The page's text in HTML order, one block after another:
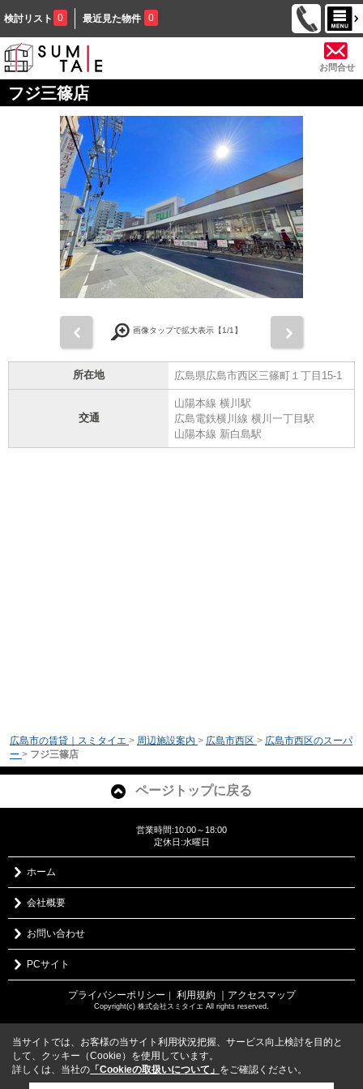
検討リスト 0 最近見た物件 0
お問合せ
フジ三篠店
画像タップで拡大表示【1/1】
所在地 広島県広島市西区三篠町１丁目15-1
交通
山陽本線 横川駅
広島電鉄横川線 横川一丁目駅
山陽本線 新白島駅
広島市の賃貸｜スミタイエ > 周辺施設案内 > 広島市西区 > 広島市西区のスーパ
ー > フジ三篠店
ページトップに戻る
営業時間:10:00～18:00
定休日:水曜日
ホーム
会社概要
お問い合わせ
PCサイト
プライバシーポリシー ｜ 利用規約 ｜アクセスマップ
Copyright(c) 株式会社スミタイエ All rights reserved.
当サイトでは、お客様の当サイト利用状況把握、サービス向上検討を目的と
して、クッキー（Cookie）を使用しています。
詳しくは、当社の 「Cookieの取扱いについて」 をご確認ください。